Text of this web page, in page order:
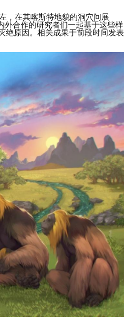
，在其喀斯特地貌的洞穴间展
外合作的研究者们一起基于这些样
原因。相关成果于前段时间发表